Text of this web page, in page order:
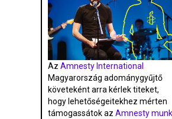
Az Amnesty International
Magyarország adománygyűjtő
követeként arra kérlek titeket,
hogy lehetőségeitekhez mérten
támogassátok az Amnesty